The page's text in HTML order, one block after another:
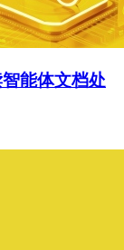
能体文档处